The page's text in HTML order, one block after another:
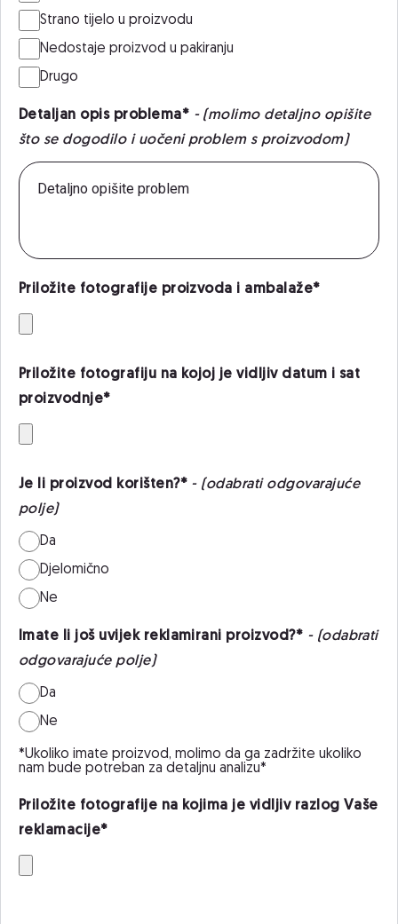
Strano tijelo u proizvodu
Nedostaje proizvod u pakiranju
Drugo
Detaljan opis problema* - (molimo detaljno opišite
što se dogodilo i uočeni problem s proizvodom)
Priložite fotografije proizvoda i ambalaže*
Priložite fotografiju na kojoj je vidljiv datum i sat
proizvodnje*
Je li proizvod korišten?* - (odabrati odgovarajuće
polje)
Da
Djelomično
Ne
Imate li još uvijek reklamirani proizvod?* - (odabrati
odgovarajuće polje)
Da
Ne
*Ukoliko imate proizvod, molimo da ga zadržite ukoliko
nam bude potreban za detaljnu analizu*
Priložite fotografije na kojima je vidljiv razlog Vaše
reklamacije*